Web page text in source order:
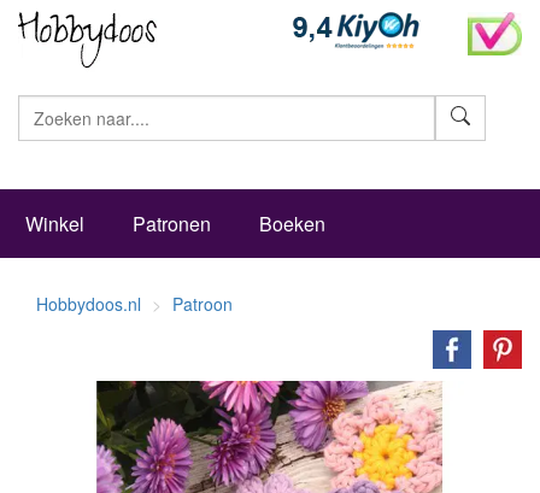
Winkel Patronen Boeken
Hobbydoos.nl Patroon